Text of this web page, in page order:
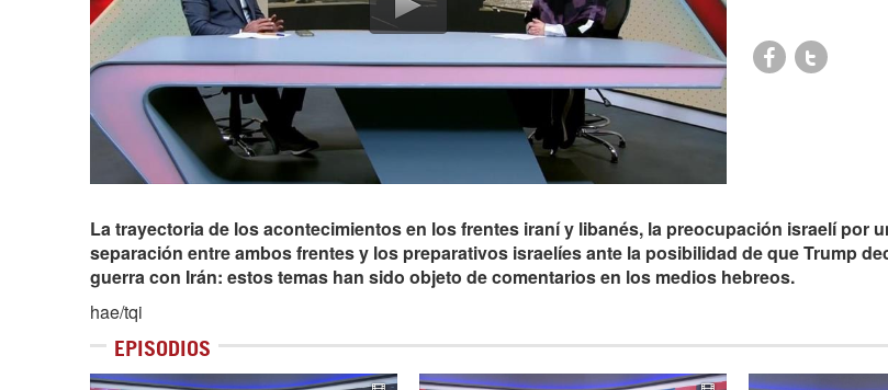
La trayectoria de los acontecimientos en los frentes iraní y libanés, la preocupación israelí por
separación entre ambos frentes y los preparativos israelíes ante la posibilidad de que Trump
guerra con Irán: estos temas han sido objeto de comentarios en los medios hebreos.
hae/tqi
EPISODIOS